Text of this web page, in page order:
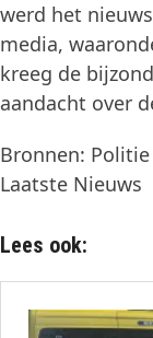
werd het
media,
kreeg de
aandacht over
Bronnen: Politie
Laatste Nieuws
Lees ook: